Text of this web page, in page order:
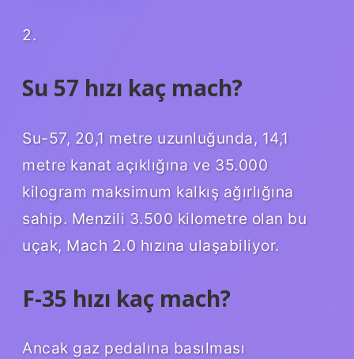
2.
Su 57 hızı kaç mach?
Su-57, 20,1 metre uzunluğunda, 14,1
metre kanat açıklığına ve 35.000
kilogram maksimum kalkış ağırlığına
sahip. Menzili 3.500 kilometre olan bu
uçak, Mach 2.0 hızına ulaşabiliyor.
F-35 hızı kaç mach?
Ancak gaz pedalına basılması